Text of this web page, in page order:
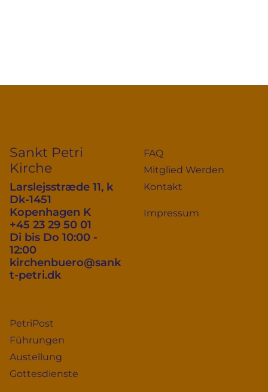
Sankt Petri
Kirche
Larslejsstræde 11, k
Dk-1451
Kopenhagen K
+45 23 29 50 01
Di bis Do 10:00 -
12:00
kirchenbuero@sank
t-petri.dk
FAQ
Mitglied Werden
Kontakt
Impressum
PetriPost
Führungen
Austellung
Gottesdienste